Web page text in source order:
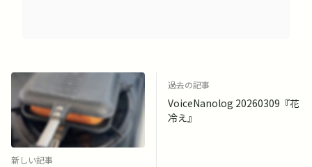
新しい記事
過去の記事
VoiceNanolog 20260309『花
冷え』